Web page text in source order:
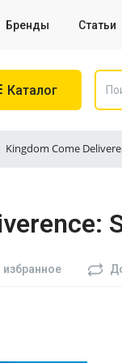
Бренды Статьи
Каталог
Kingdom Come
избранное